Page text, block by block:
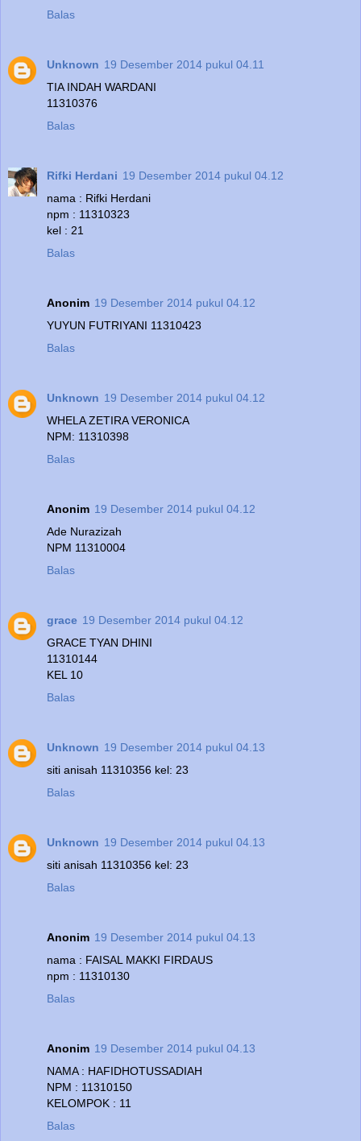
Balas
Unknown 19 Desember 2014 pukul 04.11
TIA INDAH WARDANI
11310376
Balas
Rifki Herdani 19 Desember 2014 pukul 04.12
nama : Rifki Herdani
npm : 11310323
kel : 21
Balas
Anonim 19 Desember 2014 pukul 04.12
YUYUN FUTRIYANI 11310423
Balas
Unknown 19 Desember 2014 pukul 04.12
WHELA ZETIRA VERONICA
NPM: 11310398
Balas
Anonim 19 Desember 2014 pukul 04.12
Ade Nurazizah
NPM 11310004
Balas
grace 19 Desember 2014 pukul 04.12
GRACE TYAN DHINI
11310144
KEL 10
Balas
Unknown 19 Desember 2014 pukul 04.13
siti anisah 11310356 kel: 23
Balas
Unknown 19 Desember 2014 pukul 04.13
siti anisah 11310356 kel: 23
Balas
Anonim 19 Desember 2014 pukul 04.13
nama : FAISAL MAKKI FIRDAUS
npm : 11310130
Balas
Anonim 19 Desember 2014 pukul 04.13
NAMA : HAFIDHOTUSSADIAH
NPM : 11310150
KELOMPOK : 11
Balas